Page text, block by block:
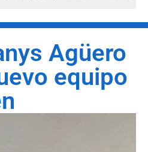
Agüero
equipo